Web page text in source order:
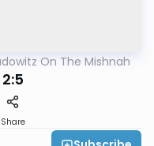
On The Mishnah
Share